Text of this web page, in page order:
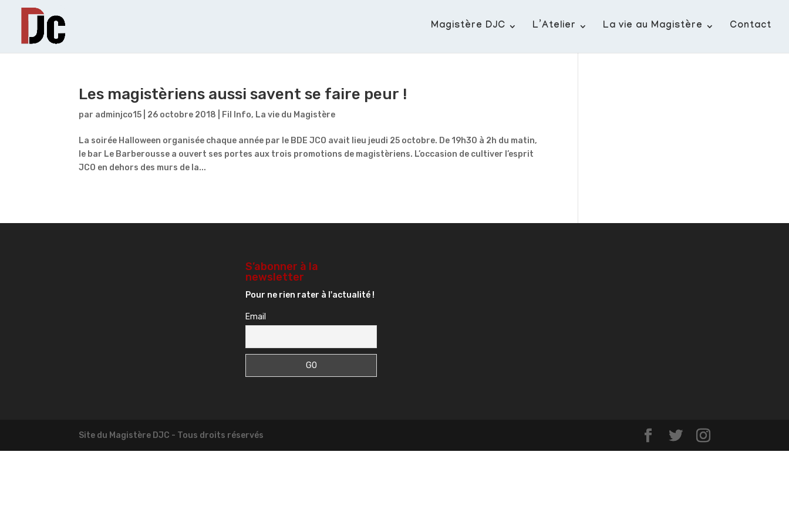
Magistère DJC L’Atelier La vie au Magistère Contact
Les magistèriens aussi savent se faire peur !
par adminjco15 26 octobre 2018 Fil Info, La vie du Magistère
La soirée Halloween organisée chaque année par le BDE JCO avait lieu jeudi 25 octobre. De 19h30 à 2h du matin,
le bar Le Barberousse a ouvert ses portes aux trois promotions de magistèriens. L’occasion de cultiver l’esprit
JCO en dehors des murs de la...
S’abonner à la
newsletter
Pour ne rien rater à l'actualité !
Email
Site du Magistère DJC - Tous droits réservés